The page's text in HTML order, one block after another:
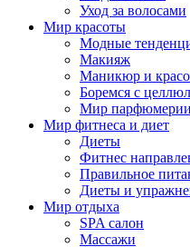
Уход за волосами
Мир красоты
Модные
Макияж
Маникюр и
Боремся с
Мир парфюмерии
Мир фитнеса и диет
Диеты
Фитнес
Правильное
Диеты и
Мир отдыха
SPA салон
Массажи